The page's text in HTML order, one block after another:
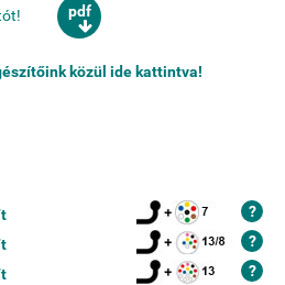
pdf
közül ide kattintva!